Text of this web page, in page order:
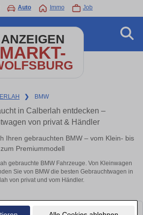
Auto Immo Job
ANZEIGEN
MARKT-
❯ BMW
in Calberlah entdecken –
von privat & Händler
Ihren gebrauchten BMW – vom Klein- bis
zum Premiummodell
gebrauchte BMW Fahrzeuge. Von Kleinwagen
Sie von BMW die besten Gebrauchtwagen in
von privat und vom Händler.